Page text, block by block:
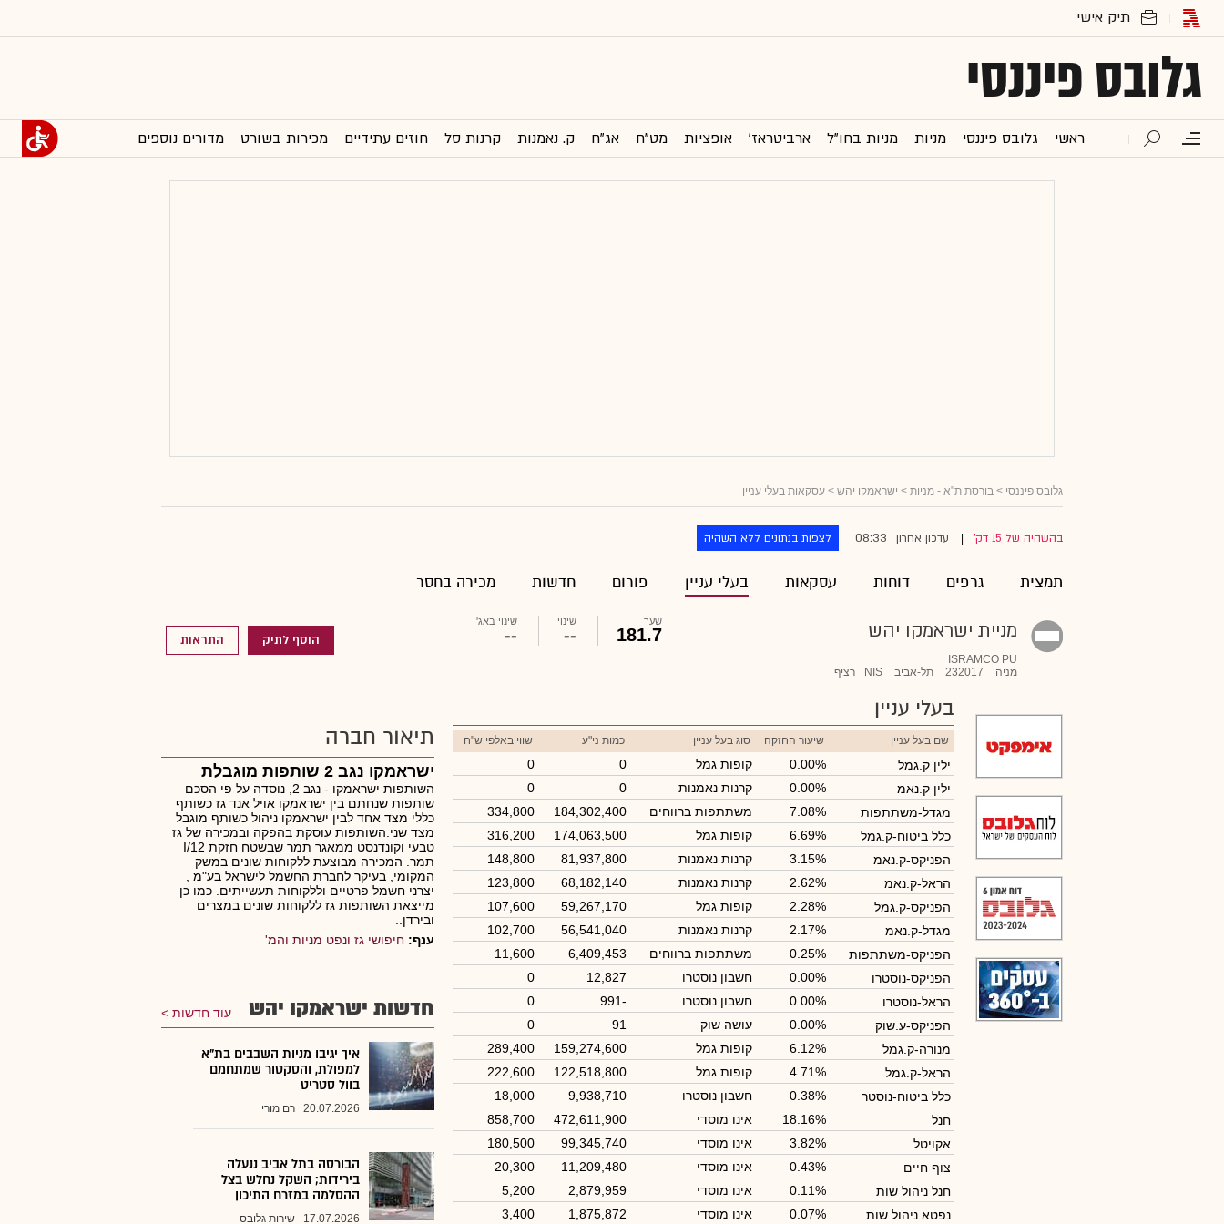
גלובס פיננסי
ראשי גלובס פיננסי מניות מניות בחו"ל ארביטראז' אופציות מט"ח אג"ח ק. נאמנות קרנות סל חוזים עתידיים מכירות בשורט מדורים נוספים
גלובס פיננסי > בורסת ת"א - מניות > ישראמקו יהש > עסקאות בעלי עניין
בהשהיה של 15 דק' עדכון אחרון 08:33 לצפות בנתונים ללא השהיה
תמצית גרפים דוחות עסקאות בעלי עניין פורום חדשות מכירה בחסר
מניית ישראמקו יהש
ISRAMCO PU
מניה
232017 תל-אביב NIS רציף
שער
181.7
שינוי
--
שינוי באג'
-- הוסף לתיק התראות
בעלי עניין
שם בעל עניין שיעור החזקה סוג בעל עניין כמות ני"ע שווי באלפי ש"ח
ילין ק.גמל 0.00% קופות גמל 0
0
ילין ק.נאמ
0.00% קרנות נאמנות 0
0
מגדל-משתתפות
7.08% משתתפות ברווחים 184,302,400
334,800
כלל ביטוח-ק.גמל
6.69% קופות גמל 174,063,500
316,200
הפניקס-ק.נאמ
3.15% קרנות נאמנות 81,937,800
148,800
הראל-ק.נאמ
2.62% קרנות נאמנות 68,182,140
123,800
הפניקס-ק.גמל
2.28% קופות גמל 59,267,170
107,600
מגדל-ק.נאמ
2.17% קרנות נאמנות 56,541,040
102,700
הפניקס-משתתפות
0.25% משתתפות ברווחים 6,409,453
11,600
הפניקס-נוסטרו
0.00% חשבון נוסטרו 12,827
0
הראל-נוסטרו
0.00% חשבון נוסטרו -991
0
הפניקס-ע.שוק
0.00% עושה שוק 91
0
מנורה-ק.גמל
6.12% קופות גמל 159,274,600
289,400
הראל-ק.גמל
4.71% קופות גמל 122,518,800
222,600
כלל ביטוח-נוסטר
0.38% חשבון נוסטרו 9,938,710
18,000
חנל
18.16% אינו מוסדי 472,611,900
858,700
אקויטל
3.82% אינו מוסדי 99,345,740
180,500
צוף חיים
0.43% אינו מוסדי 11,209,480
20,300
חנל ניהול שות
0.11% אינו מוסדי 2,879,959
5,200
נפטא ניהול שות
0.07% אינו מוסדי 1,875,872
3,400
תיאור חברה
ישראמקו נגב 2 שותפות מוגבלת
השותפות ישראמקו - נגב 2, נוסדה על פי הסכם
שותפות שנחתם בין ישראמקו אויל אנד גז כשותף
כללי מצד אחד לבין ישראמקו ניהול כשותף מוגבל
מצד שני.השותפות עוסקת בהפקה ובמכירה של גז
טבעי וקונדנסט ממאגר תמר שבשטח חזקת 12/I
תמר. המכירה מבוצעת ללקוחות שונים במשק
המקומי, בעיקר לחברת החשמל לישראל בע"מ ,
יצרני חשמל פרטיים וללקוחות תעשייתים. כמו כן
מייצאת השותפות גז ללקוחות שונים במצרים
ובירדן..
ענף: חיפושי גז ונפט מניות והמ'
חדשות ישראמקו יהש עוד חדשות
איך יגיבו מניות השבבים בת"א
למפולת, והסקטור שמתחמם
בוול סטריט
20.07.2026 רם מורי
הבורסה בתל אביב ננעלה
בירידות; השקל נחלש בצל
ההסלמה במזרח התיכון
17.07.2026 שירות גלובס